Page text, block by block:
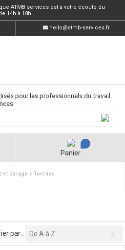
ATMB services est à votre écoute du
14h à 18h
hello@atmb-services.fr
pour les professionnels du travail
Panier
et calage › Torches
par : De A à Z